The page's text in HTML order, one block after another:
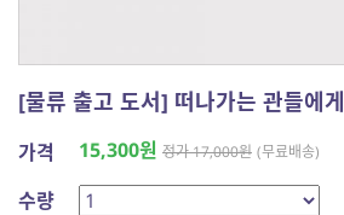
[물류 출고 도서] 떠나가는 관들에게
가격 15,300원 정가 17,000원 (무료배송)
수량